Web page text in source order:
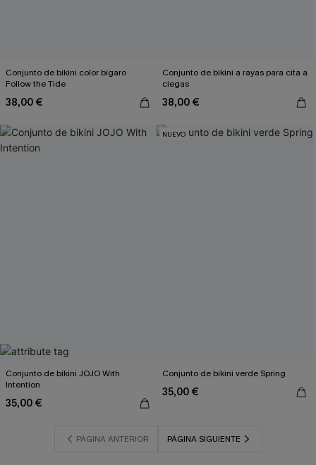
Conjunto de bikini color bígaro
Follow the Tide
38,00 €
Conjunto de bikini a rayas para cita a
ciegas
38,00 €
Conjunto de bikini JOJO With
Intention
35,00 €
NUEVO
Conjunto de bikini verde Spring
35,00 €
PÁGINA ANTERIOR PÁGINA SIGUIENTE